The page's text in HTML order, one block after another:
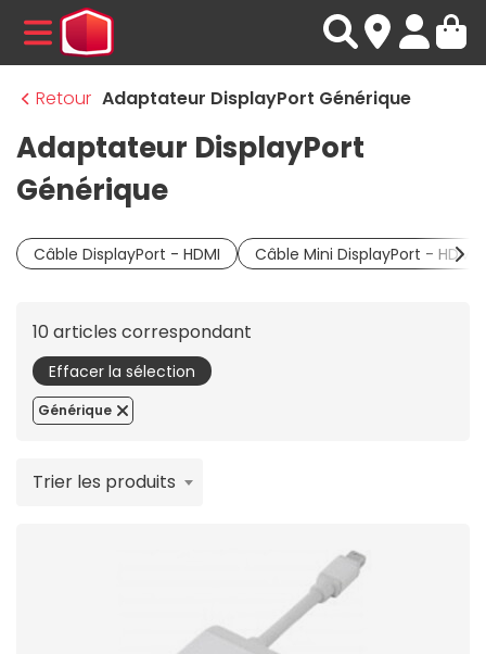
MENU
Retour Adaptateur DisplayPort Générique
Adaptateur DisplayPort
Générique
Câble DisplayPort - HDMI Câble Mini DisplayPort - HDMI
10 articles correspondant
Effacer la sélection
Générique
Trier les produits